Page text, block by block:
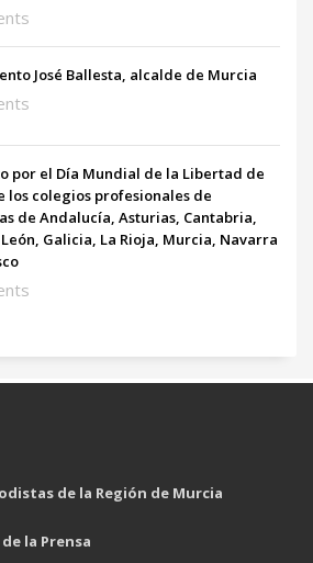
José Ballesta, alcalde de Murcia
por el Día Mundial de la Libertad de
los colegios profesionales de
de Andalucía, Asturias, Cantabria,
Galicia, La Rioja, Murcia, Navarra
de la Región de Murcia
la Prensa